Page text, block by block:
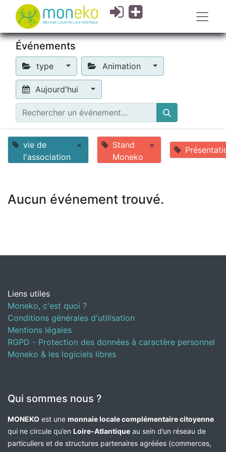
Événements
type Animation
Aujourd'hui
vie de
l'association
×
Stand
Moneko
×
Aucun événement trouvé.
Liens utiles
Moneko, c'est quoi ?
Conditions générales d'utilisation
Mentions légales
RGPD - Protection des données à caractère personnel
Moneko & les logiciels libres
Qui sommes nous ?
MONEKO est une monnaie locale complémentaire citoyenne
qui ne circule qu’en Loire-Atlantique au sein d’un réseau de
particuliers et de structures partenaires agréées (commerces,